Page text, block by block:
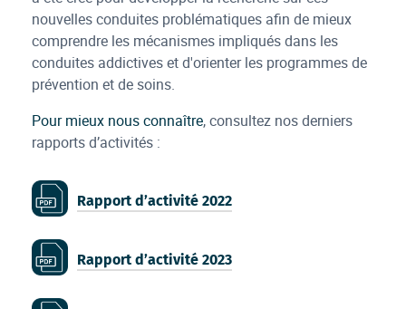
nouvelles conduites problématiques afin de mieux
comprendre les mécanismes impliqués dans les
conduites addictives et d'orienter les programmes de
prévention et de soins.
Pour mieux nous connaître, consultez nos derniers
rapports d’activités :
Rapport d’activité 2022
Rapport d’activité 2023